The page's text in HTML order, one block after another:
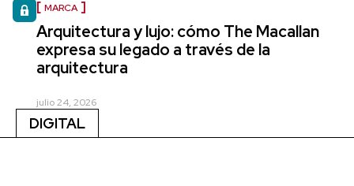
MARCA
Arquitectura y lujo: cómo The Macallan
expresa su legado a través de la
arquitectura
julio 24, 2026
DIGITAL